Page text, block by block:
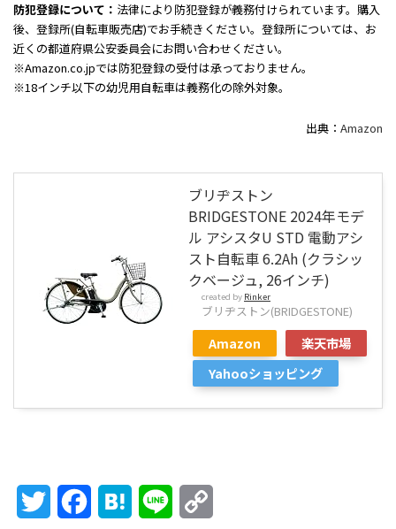
防犯登録について： 法律により防犯登録が義務付けられています。購入
後、登録所(自転車販売店)でお手続きください。登録所については、お
近くの都道府県公安委員会にお問い合わせください。
※Amazon.co.jpでは防犯登録の受付は承っておりません。
※18インチ以下の幼児用自転車は義務化の除外対象。
出典： Amazon
ブリヂストン
BRIDGESTONE 2024年モデ
ル アシスタU STD 電動アシ
スト自転車 6.2Ah (クラシッ
クベージュ, 26インチ)
created by Rinker
ブリヂストン(BRIDGESTONE)
Amazon
楽天市場
Yahooショッピング
Twitter FacebookHatena Line